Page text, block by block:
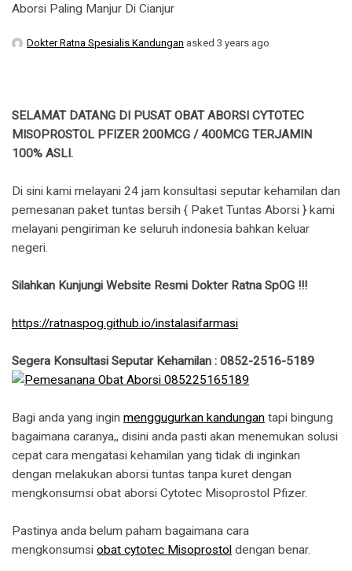
Aborsi Paling Manjur Di Cianjur
Dokter Ratna Spesialis Kandungan asked 3 years ago
SELAMAT DATANG DI PUSAT OBAT ABORSI CYTOTEC
MISOPROSTOL PFIZER 200MCG / 400MCG TERJAMIN
100% ASLI.
Di sini kami melayani 24 jam konsultasi seputar kehamilan dan
pemesanan paket tuntas bersih { Paket Tuntas Aborsi } kami
melayani pengiriman ke seluruh indonesia bahkan keluar
negeri.
Silahkan Kunjungi Website Resmi Dokter Ratna SpOG !!!
https://ratnaspog.github.io/instalasifarmasi
Segera Konsultasi Seputar Kehamilan : 0852-2516-5189
Bagi anda yang ingin menggugurkan kandungan tapi bingung
bagaimana caranya,, disini anda pasti akan menemukan solusi
cepat cara mengatasi kehamilan yang tidak di inginkan
dengan melakukan aborsi tuntas tanpa kuret dengan
mengkonsumsi obat aborsi Cytotec Misoprostol Pfizer.
Pastinya anda belum paham bagaimana cara
mengkonsumsi obat cytotec Misoprostol dengan benar.